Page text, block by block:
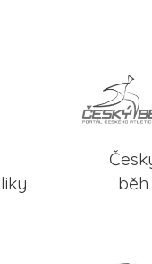
běh